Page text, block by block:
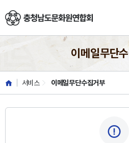
충청남도문화원연합회
이메일무단
서비스 이메일무단수집거부